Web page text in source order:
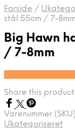
Forside /
stål 55cm / 7-8mm
Big Hawn
/ 7-8mm
Share this product
Varenummer
Ukategoriseret